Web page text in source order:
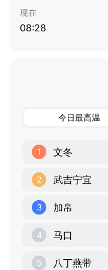
现在
08:28
今日最高温
1 文冬
2 武吉宁宜
3 加帛
4 马口
5 八丁燕带